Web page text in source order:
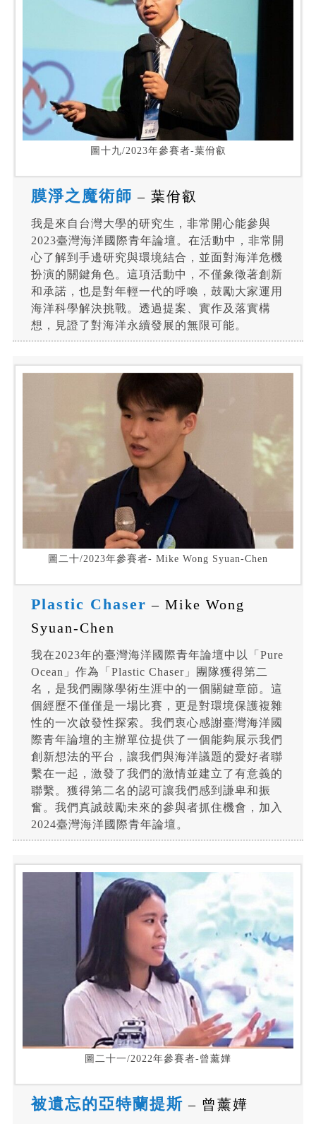
圖十九/2023年參賽者-葉佾叡
膜淨之魔術師 – 葉佾叡
我是來自台灣大學的研究生，非常開心能參與
2023臺灣海洋國際青年論壇。在活動中，非常開
心了解到手邊研究與環境結合，並面對海洋危機
扮演的關鍵角色。這項活動中，不僅象徵著創新
和承諾，也是對年輕一代的呼喚，鼓勵大家運用
海洋科學解決挑戰。透過提案、實作及落實構
想，見證了對海洋永續發展的無限可能。
圖二十/2023年參賽者- Mike Wong Syuan-Chen
Plastic Chaser – Mike Wong
Syuan-Chen
我在2023年的臺灣海洋國際青年論壇中以「Pure
Ocean」作為「Plastic Chaser」團隊獲得第二
名，是我們團隊學術生涯中的一個關鍵章節。這
個經歷不僅僅是一場比賽，更是對環境保護複雜
性的一次啟發性探索。我們衷心感謝臺灣海洋國
際青年論壇的主辦單位提供了一個能夠展示我們
創新想法的平台，讓我們與海洋議題的愛好者聯
繫在一起，激發了我們的激情並建立了有意義的
聯繫。獲得第二名的認可讓我們感到謙卑和振
奮。我們真誠鼓勵未來的參與者抓住機會，加入
2024臺灣海洋國際青年論壇。
圖二十一/2022年參賽者-曾薰嬅
被遺忘的亞特蘭提斯 – 曾薰嬅